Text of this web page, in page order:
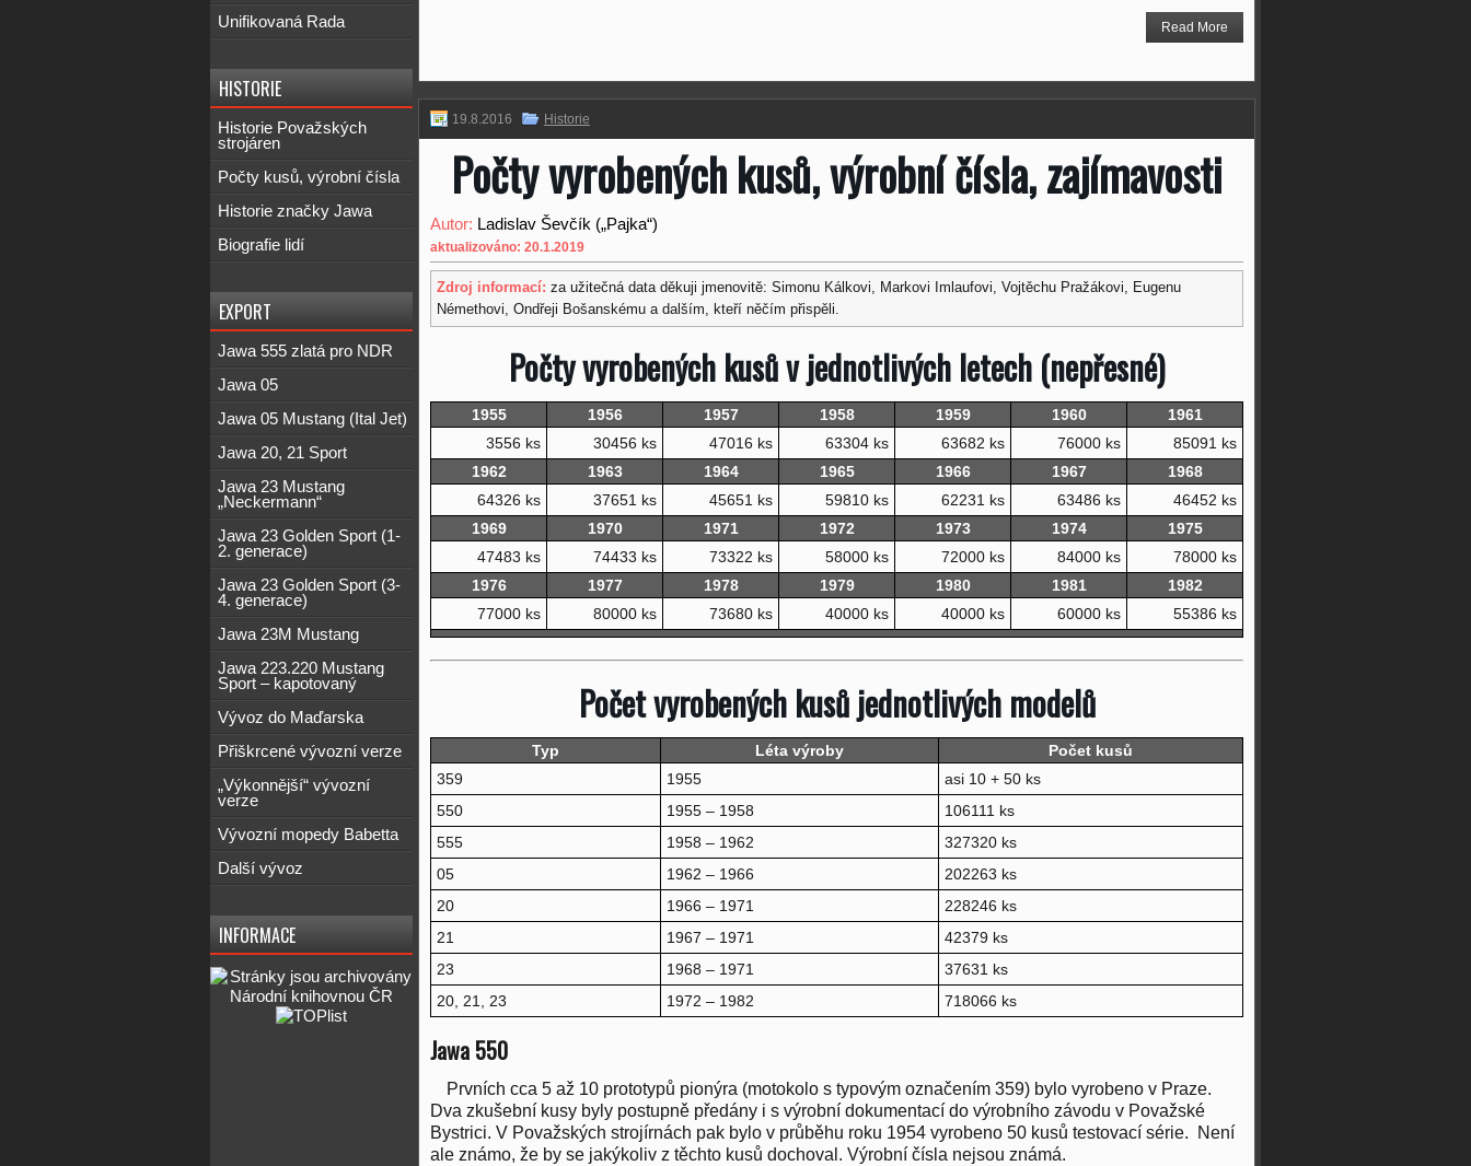
Read More
19.8.2016 Historie
Počty vyrobených kusů, výrobní čísla, zajímavosti
Autor: Ladislav Ševčík („Pajka“)
aktualizováno: 20.1.2019
Zdroj informací: za užitečná data děkuji jmenovitě: Simonu Kálkovi, Markovi Imlaufovi, Vojtěchu Pražákovi, Eugenu
Némethovi, Ondřeji Bošanskému a dalším, kteří něčím přispěli.
Počty vyrobených kusů v jednotlivých letech (nepřesné)
1955 1956 1957 1958 1959 1960
1961
3556 ks
30456 ks 47016 ks 63304 ks 63682 ks 76000 ks
85091 ks
1962
1963 1964 1965 1966 1967
1968
64326 ks
37651 ks 45651 ks 59810 ks 62231 ks 63486 ks
46452 ks
1969
1970 1971 1972 1973 1974
1975
47483 ks
74433 ks 73322 ks 58000 ks 72000 ks 84000 ks
78000 ks
1976
1977 1978 1979 1980 1981
1982
77000 ks
80000 ks 73680 ks 40000 ks 40000 ks 60000 ks 55386 ks
Počet vyrobených kusů jednotlivých modelů
Typ Léta výroby
Počet kusů
359
1955
asi 10 + 50 ks
550
1955 – 1958
106111 ks
555
1958 – 1962
327320 ks
05
1962 – 1966
202263 ks
20
1966 – 1971
228246 ks
21
1967 – 1971
42379 ks
23
1968 – 1971
37631 ks
20, 21, 23
1972 – 1982 718066 ks
Jawa 550
Prvních cca 5 až 10 prototypů pionýra (motokolo s typovým označením 359) bylo vyrobeno v Praze.
Dva zkušební kusy byly postupně předány i s výrobní dokumentací do výrobního závodu v Považské
Bystrici. V Považských strojírnách pak bylo v průběhu roku 1954 vyrobeno 50 kusů testovací série. Není
ale známo, že by se jakýkoliv z těchto kusů dochoval. Výrobní čísla nejsou známá.
Unifikovaná Rada
HISTORIE
Historie Považských
strojáren
Počty kusů, výrobní čísla
Historie značky Jawa
Biografie lidí
EXPORT
Jawa 555 zlatá pro NDR
Jawa 05
Jawa 05 Mustang (Ital Jet)
Jawa 20, 21 Sport
Jawa 23 Mustang
„Neckermann“
Jawa 23 Golden Sport (1-
2. generace)
Jawa 23 Golden Sport (3-
4. generace)
Jawa 23M Mustang
Jawa 223.220 Mustang
Sport – kapotovaný
Vývoz do Maďarska
Přiškrcené vývozní verze
„Výkonnější“ vývozní
verze
Vývozní mopedy Babetta
Další vývoz
INFORMACE